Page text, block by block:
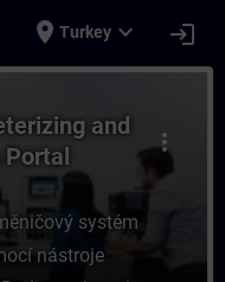
place Turkey expand_more login
more_vert
and
Portal
systém
nástroje